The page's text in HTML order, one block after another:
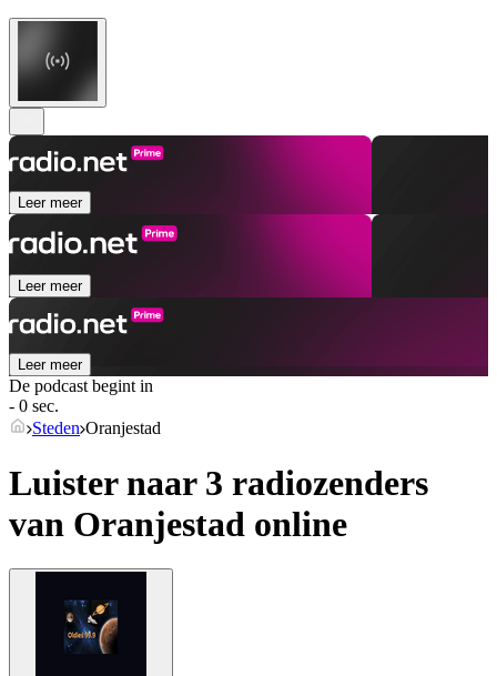
Leer meer
Leer meer
Leer meer
De podcast begint in
- 0 sec.
Steden Oranjestad
Luister naar 3 radiozenders
van Oranjestad online